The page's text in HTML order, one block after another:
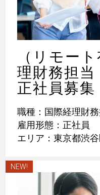
（リモー
理財務担当
正社員募集
職種：国際経理財
雇用形態：正社員
エリア：東京都渋
NEW!